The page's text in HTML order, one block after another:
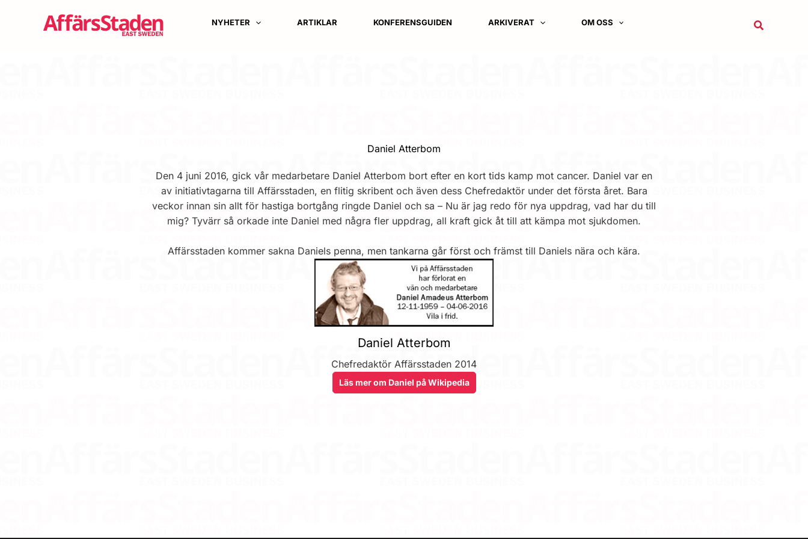
NYHETER ARTIKLAR KONFERENSGUIDEN ARKIVERAT OM OSS Sök
Daniel Atterbom
Den 4 juni 2016, gick vår medarbetare Daniel Atterbom bort efter en kort tids kamp mot cancer. Daniel var en
av initiativtagarna till Affärsstaden, en flitig skribent och även dess Chefredaktör under det första året. Bara
veckor innan sin allt för hastiga bortgång ringde Daniel och sa – Nu är jag redo för nya uppdrag, vad har du till
mig? Tyvärr så orkade inte Daniel med några fler uppdrag, all kraft gick åt till att kämpa mot sjukdomen.
Affärsstaden kommer sakna Daniels penna, men tankarna går först och främst till Daniels nära och kära.
Daniel Atterbom
Chefredaktör Affärsstaden 2014
Läs mer om Daniel på Wikipedia